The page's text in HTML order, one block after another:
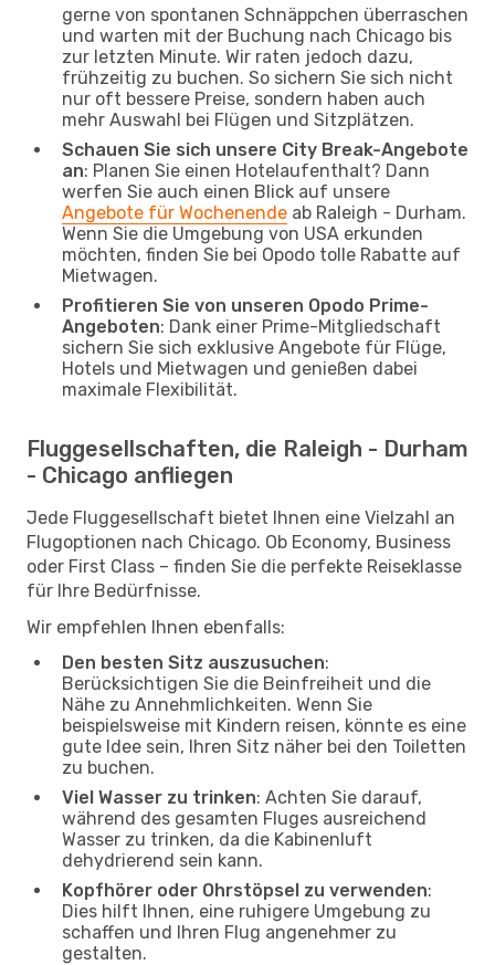
gerne von spontanen Schnäppchen überraschen
und warten mit der Buchung nach Chicago bis
zur letzten Minute. Wir raten jedoch dazu,
frühzeitig zu buchen. So sichern Sie sich nicht
nur oft bessere Preise, sondern haben auch
mehr Auswahl bei Flügen und Sitzplätzen.
Schauen Sie sich unsere City Break-Angebote
an: Planen Sie einen Hotelaufenthalt? Dann
werfen Sie auch einen Blick auf unsere
Angebote für Wochenende ab Raleigh - Durham.
Wenn Sie die Umgebung von USA erkunden
möchten, finden Sie bei Opodo tolle Rabatte auf
Mietwagen.
Profitieren Sie von unseren Opodo Prime-
Angeboten: Dank einer Prime-Mitgliedschaft
sichern Sie sich exklusive Angebote für Flüge,
Hotels und Mietwagen und genießen dabei
maximale Flexibilität.
Fluggesellschaften, die Raleigh - Durham
- Chicago anfliegen
Jede Fluggesellschaft bietet Ihnen eine Vielzahl an
Flugoptionen nach Chicago. Ob Economy, Business
oder First Class – finden Sie die perfekte Reiseklasse
für Ihre Bedürfnisse.
Wir empfehlen Ihnen ebenfalls:
Den besten Sitz auszusuchen:
Berücksichtigen Sie die Beinfreiheit und die
Nähe zu Annehmlichkeiten. Wenn Sie
beispielsweise mit Kindern reisen, könnte es eine
gute Idee sein, Ihren Sitz näher bei den Toiletten
zu buchen.
Viel Wasser zu trinken: Achten Sie darauf,
während des gesamten Fluges ausreichend
Wasser zu trinken, da die Kabinenluft
dehydrierend sein kann.
Kopfhörer oder Ohrstöpsel zu verwenden:
Dies hilft Ihnen, eine ruhigere Umgebung zu
schaffen und Ihren Flug angenehmer zu
gestalten.